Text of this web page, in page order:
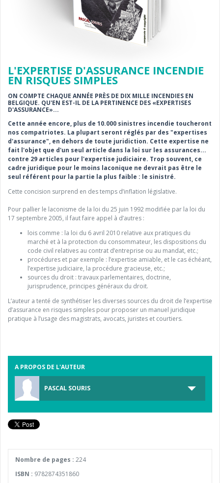
L'EXPERTISE D'ASSURANCE INCENDIE
EN RISQUES SIMPLES
ON COMPTE CHAQUE ANNÉE PRÈS DE DIX MILLE INCENDIES EN
BELGIQUE. QU'EN EST-IL DE LA PERTINENCE DES «EXPERTISES
D'ASSURANCE»...
Cette année encore, plus de 10.000 sinistres incendie toucheront
nos compatriotes. La plupart seront réglés par des "expertises
d'assurance", en dehors de toute juridiction. Cette expertise ne
fait l'objet que d'un seul article dans la loi sur les assurances...
contre 29 articles pour l'expertise judiciaire. Trop souvent, ce
cadre juridique pour le moins laconique ne devrait pas être le
seul référent pour la partie la plus faible : le sinistré.
Cette concision surprend en des temps d’inflation législative.
Pour pallier le laconisme de la loi du 25 juin 1992 modifiée par la loi du
17 septembre 2005, il faut faire appel à d’autres :
lois comme : la loi du 6 avril 2010 relative aux pratiques du
marché et à la protection du consommateur, les dispositions du
code civil relatives au contrat d’entreprise ou au mandat, etc.;
procédures et par exemple : l’expertise amiable, et le cas échéant,
l’expertise judiciaire, la procédure gracieuse, etc.;
sources du droit : travaux parlementaires, doctrine,
jurisprudence, principes généraux du droit.
L’auteur a tenté de synthétiser les diverses sources du droit de l’expertise
d’assurance en risques simples pour proposer un manuel juridique
pratique à l’usage des magistrats, avocats, juristes et courtiers.
A PROPOS DE L'AUTEUR
PASCAL SOURIS
Nombre de pages : 224
ISBN : 9782874351860